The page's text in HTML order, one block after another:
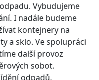
Vybudujeme
I nadále budeme
kontejnery na
a sklo. Ve spolupráci
další provoz
sobot.
odpadů.